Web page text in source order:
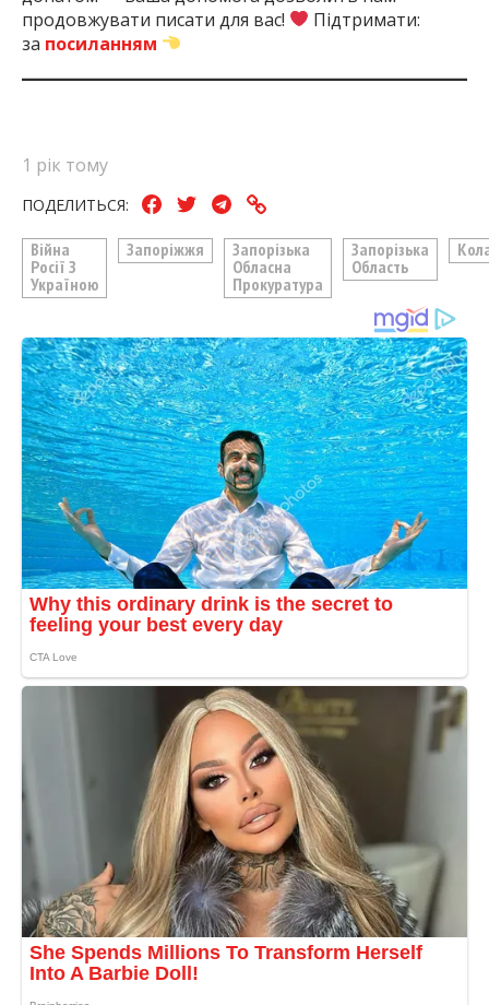
продовжувати писати для вас!
Підтримати:
за посиланням
1 рік тому
ПОДЕЛИТЬСЯ:
Війна
Росії З
Україною
Запоріжжя
Запорізька
Обласна
Прокуратура
Запорізька
Область